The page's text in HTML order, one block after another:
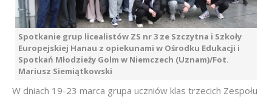
Spotkanie grup licealistów ZS nr 3 ze Szczytna i Szkoły
Europejskiej Hanau z opiekunami w Ośrodku Edukacji i
Spotkań Młodzieży Golm w Niemczech (Uznam)/Fot.
Mariusz Siemiątkowski
W dniach 19-23 marca grupa uczniów klas trzecich Zespołu